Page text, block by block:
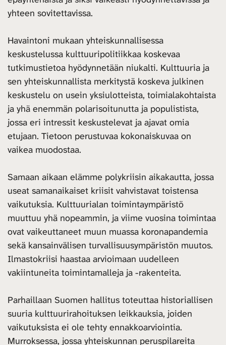
yhteen sovitettavissa.
Havaintoni mukaan yhteiskunnallisessa
keskustelussa kulttuuripolitiikkaa koskevaa
tutkimustietoa hyödynnetään niukalti. Kulttuuria ja
sen yhteiskunnallista merkitystä koskeva julkinen
keskustelu on usein yksiulotteista, toimialakohtaista
ja yhä enemmän polarisoitunutta ja populistista,
jossa eri intressit keskustelevat ja ajavat omia
etujaan. Tietoon perustuvaa kokonaiskuvaa on
vaikea muodostaa.
Samaan aikaan elämme polykriisin aikakautta, jossa
useat samanaikaiset kriisit vahvistavat toistensa
vaikutuksia. Kulttuurialan toimintaympäristö
muuttuu yhä nopeammin, ja viime vuosina toimintaa
ovat vaikeuttaneet muun muassa koronapandemia
sekä kansainvälisen turvallisuusympäristön muutos.
Ilmastokriisi haastaa arvioimaan uudelleen
vakiintuneita toimintamalleja ja -rakenteita.
Parhaillaan Suomen hallitus toteuttaa historiallisen
suuria kulttuurirahoituksen leikkauksia, joiden
vaikutuksista ei ole tehty ennakkoarviointia.
Murroksessa, jossa yhteiskunnan peruspilareita